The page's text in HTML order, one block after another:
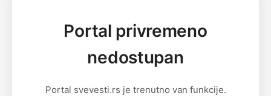
Portal privremeno
nedostupan
Portal svevesti.rs je trenutno van funkcije.